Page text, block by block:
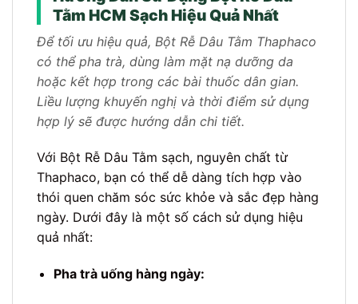
Tằm HCM Sạch Hiệu Quả Nhất
Để tối ưu hiệu quả, Bột Rễ Dâu Tằm Thaphaco
có thể pha trà, dùng làm mặt nạ dưỡng da
hoặc kết hợp trong các bài thuốc dân gian.
Liều lượng khuyến nghị và thời điểm sử dụng
hợp lý sẽ được hướng dẫn chi tiết.
Với Bột Rễ Dâu Tằm sạch, nguyên chất từ
Thaphaco, bạn có thể dễ dàng tích hợp vào
thói quen chăm sóc sức khỏe và sắc đẹp hàng
ngày. Dưới đây là một số cách sử dụng hiệu
quả nhất:
Pha trà uống hàng ngày: